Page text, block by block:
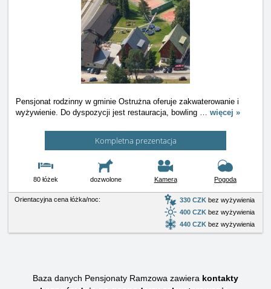
Pensjonat rodzinny w gminie Ostrużna oferuje zakwaterowanie i
wyżywienie. Do dyspozycji jest restauracja, bowling … więcej »
Kompletna prezentacja
80 łóżek dozwolone Kamera Pogoda
Orientacyjna cena łóżka/noc: 330 CZK bez wyżywienia
400 CZK bez wyżywienia
440 CZK bez wyżywienia
Baza danych Pensjonaty Ramzowa zawiera kontakty